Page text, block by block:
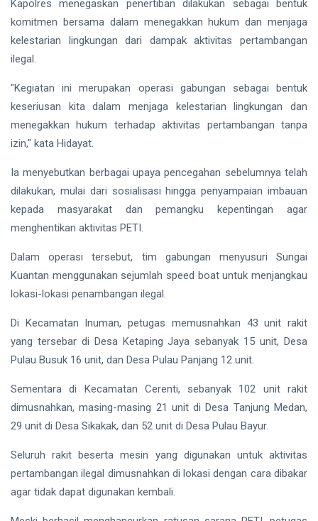
Pilkada 2024
KPK
Politik
PSSI
Kapolres menegaskan penertiban dilakukan sebagai bentuk
komitmen bersama dalam menegakkan hukum dan menjaga
kelestarian lingkungan dari dampak aktivitas pertambangan
ilegal.
"Kegiatan ini merupakan operasi gabungan sebagai bentuk
keseriusan kita dalam menjaga kelestarian lingkungan dan
menegakkan hukum terhadap aktivitas pertambangan tanpa
izin," kata Hidayat.
Ia menyebutkan berbagai upaya pencegahan sebelumnya telah
dilakukan, mulai dari sosialisasi hingga penyampaian imbauan
kepada masyarakat dan pemangku kepentingan agar
menghentikan aktivitas PETI.
Dalam operasi tersebut, tim gabungan menyusuri Sungai
Kuantan menggunakan sejumlah speed boat untuk menjangkau
lokasi-lokasi penambangan ilegal.
Di Kecamatan Inuman, petugas memusnahkan 43 unit rakit
yang tersebar di Desa Ketaping Jaya sebanyak 15 unit, Desa
Pulau Busuk 16 unit, dan Desa Pulau Panjang 12 unit.
Sementara di Kecamatan Cerenti, sebanyak 102 unit rakit
dimusnahkan, masing-masing 21 unit di Desa Tanjung Medan,
29 unit di Desa Sikakak, dan 52 unit di Desa Pulau Bayur.
Seluruh rakit beserta mesin yang digunakan untuk aktivitas
pertambangan ilegal dimusnahkan di lokasi dengan cara dibakar
agar tidak dapat digunakan kembali.